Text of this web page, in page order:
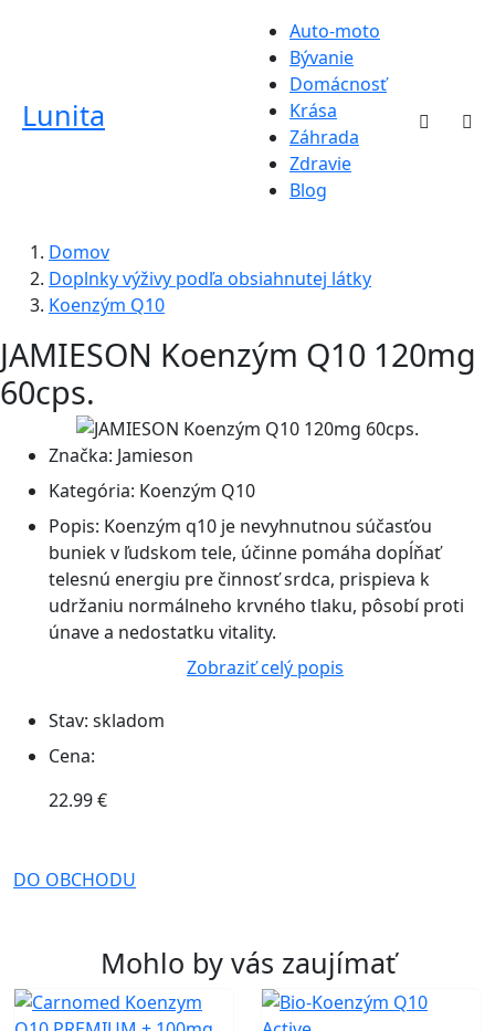
Lunita
Auto-moto
Bývanie
Domácnosť
Krása
Záhrada
Zdravie
Blog
Domov
Doplnky výživy podľa obsiahnutej látky
Koenzým Q10
JAMIESON Koenzým Q10 120mg
60cps.
Značka: Jamieson
Kategória: Koenzým Q10
Popis: Koenzým q10 je nevyhnutnou súčasťou
buniek v ľudskom tele, účinne pomáha dopĺňať
telesnú energiu pre činnosť srdca, prispieva k
udržaniu normálneho krvného tlaku, pôsobí proti
únave a nedostatku vitality.
Zobraziť celý popis
Stav: skladom
Cena:
22.99 €
DO OBCHODU
Mohlo by vás zaujímať